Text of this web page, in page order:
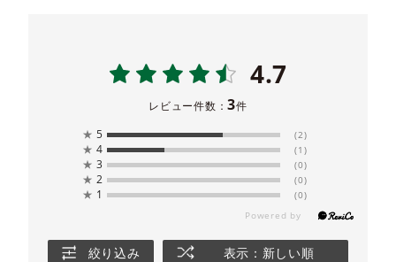
4.7
レビュー件数：3件
★ 5 (2)
★ 4 (1)
★ 3 (0)
★ 2 (0)
★ 1 (0)
絞り込み 表示：新しい順